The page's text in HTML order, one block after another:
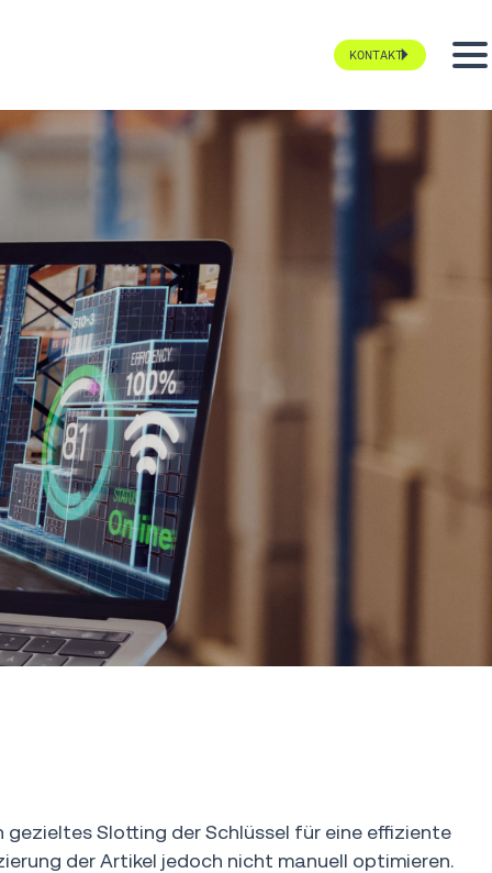
KONTAKT
Slotting der Schlüssel für eine effiziente
der Artikel jedoch nicht manuell optimieren.